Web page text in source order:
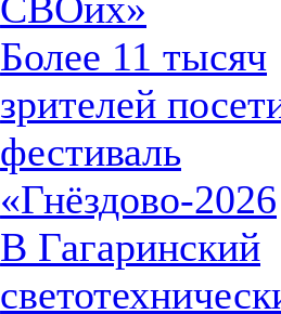
Более 11 тысяч
зрителей
фестиваль
«Гнёздово-2026
В Гагаринский